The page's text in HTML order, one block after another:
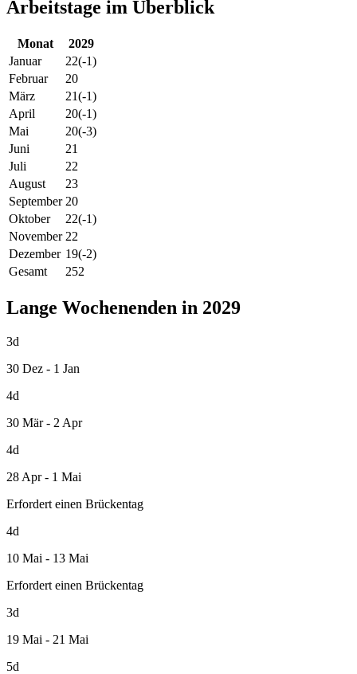
Arbeitstage im Überblick
Monat
2029
Januar
22(-1)
Februar
20
März
21(-1)
April
20(-1)
Mai
20(-3)
Juni
21
Juli
22
August
23
September 20
Oktober
22(-1)
November 22
Dezember 19(-2)
Gesamt
252
Lange Wochenenden in 2029
3d
30 Dez - 1 Jan
4d
30 Mär - 2 Apr
4d
28 Apr - 1 Mai
Erfordert einen Brückentag
4d
10 Mai - 13 Mai
Erfordert einen Brückentag
3d
19 Mai - 21 Mai
5d